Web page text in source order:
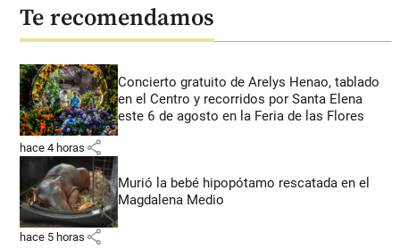
Te recomendamos
Concierto gratuito de Arelys Henao, tablado
en el Centro y recorridos por Santa Elena
este 6 de agosto en la Feria de las Flores
hace 4 horas share
Murió la bebé hipopótamo rescatada en el
Magdalena Medio
hace 5 horas share